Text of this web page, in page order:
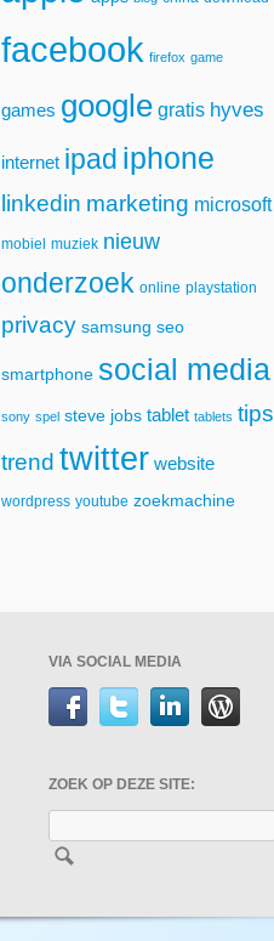
facebook firefox game
games google gratis hyves
internet ipad iphone
linkedin marketing microsoft
mobiel muziek nieuw
onderzoek online playstation
privacy samsung seo
smartphone social media
sony spel steve jobs tablet tablets tips
trend twitter website
wordpress youtube zoekmachine
VIA SOCIAL MEDIA
ZOEK OP DEZE SITE: